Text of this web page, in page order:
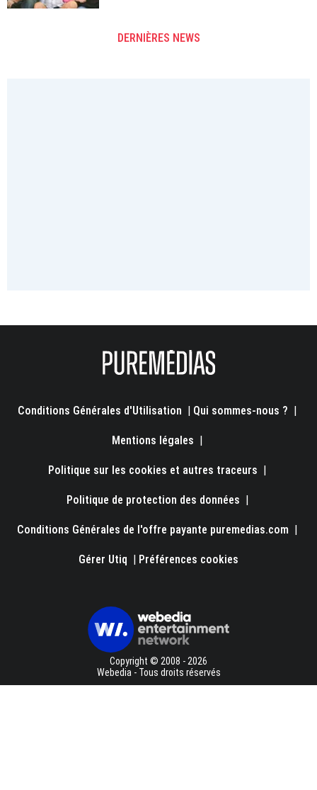
DERNIÈRES NEWS
Conditions Générales d'Utilisation | Qui sommes-nous ? |
Mentions légales |
Politique sur les cookies et autres traceurs |
Politique de protection des données |
Conditions Générales de l'offre payante puremedias.com |
Gérer Utiq | Préférences cookies
Copyright © 2008 - 2026
Webedia - Tous droits réservés